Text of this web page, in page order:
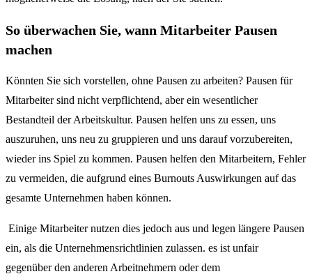
So überwachen Sie, wann Mitarbeiter Pausen
machen
Könnten Sie sich vorstellen, ohne Pausen zu arbeiten? Pausen für
Mitarbeiter sind nicht verpflichtend, aber ein wesentlicher
Bestandteil der Arbeitskultur. Pausen helfen uns zu essen, uns
auszuruhen, uns neu zu gruppieren und uns darauf vorzubereiten,
wieder ins Spiel zu kommen. Pausen helfen den Mitarbeitern, Fehler
zu vermeiden, die aufgrund eines Burnouts Auswirkungen auf das
gesamte Unternehmen haben können.
Einige Mitarbeiter nutzen dies jedoch aus und legen längere Pausen
ein, als die Unternehmensrichtlinien zulassen. es ist unfair
gegenüber den anderen Arbeitnehmern oder dem